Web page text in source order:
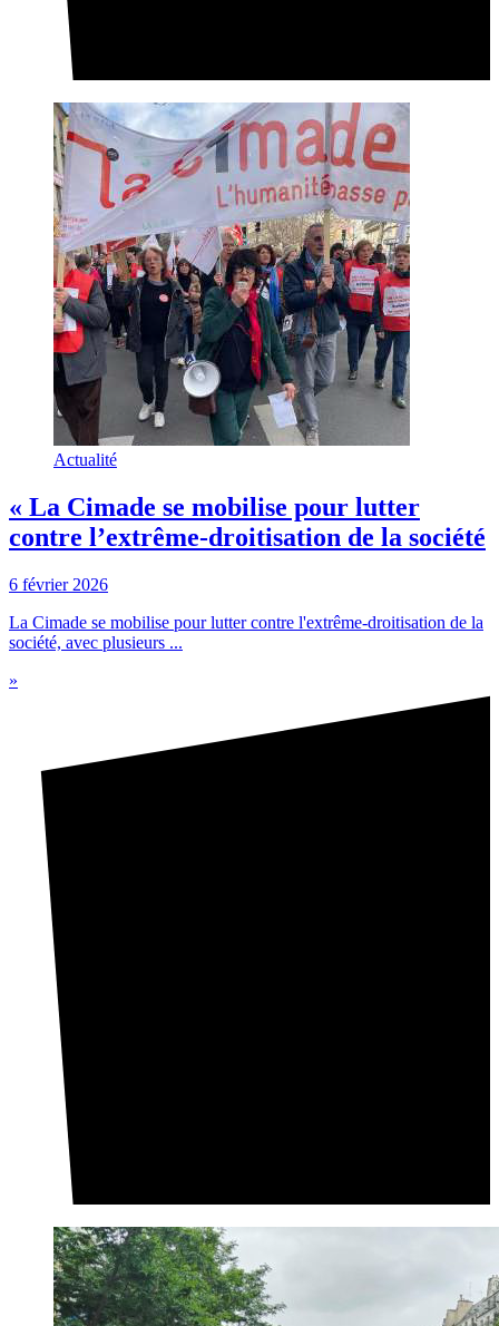
Actualité
« La Cimade se mobilise pour lutter
contre l’extrême-droitisation de la société
6 février 2026
La Cimade se mobilise pour lutter contre l'extrême-droitisation de la
société, avec plusieurs ...
»